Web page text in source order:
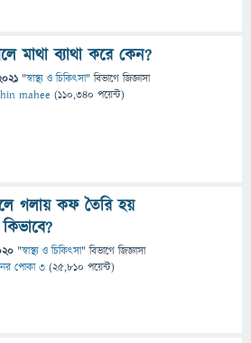
মাথা ব্যাথা করে কেন?
"স্বাস্থ্য ও চিকিৎসা" বিভাগে জিজ্ঞাসা
mahee (110,340 পয়েন্ট)
গলায় কফ তৈরি হয়
"স্বাস্থ্য ও চিকিৎসা" বিভাগে জিজ্ঞাসা
পোকা ৩ (25,810 পয়েন্ট)